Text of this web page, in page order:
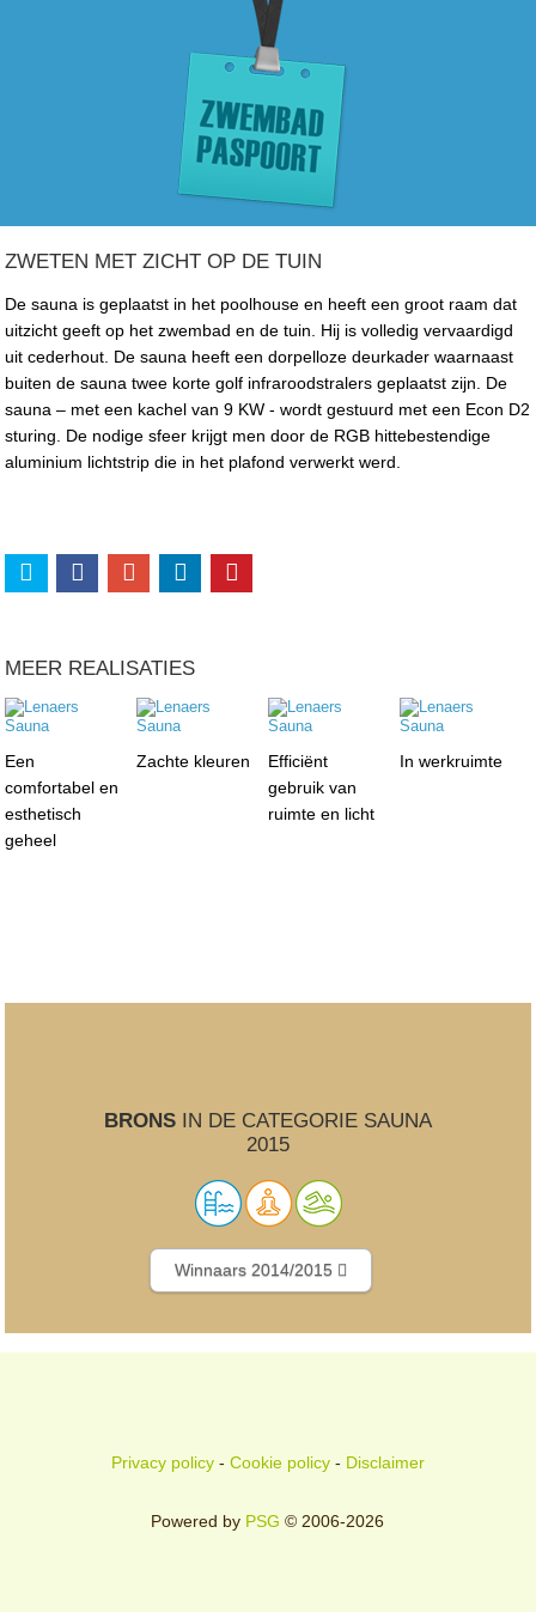
ZWETEN MET ZICHT OP DE TUIN
De sauna is geplaatst in het poolhouse en heeft een groot raam dat
uitzicht geeft op het zwembad en de tuin. Hij is volledig vervaardigd
uit cederhout. De sauna heeft een dorpelloze deurkader waarnaast
buiten de sauna twee korte golf infraroodstralers geplaatst zijn. De
sauna – met een kachel van 9 KW - wordt gestuurd met een Econ D2
sturing. De nodige sfeer krijgt men door de RGB hittebestendige
aluminium lichtstrip die in het plafond verwerkt werd.
MEER REALISATIES
Een
comfortabel en
esthetisch
geheel
Zachte kleuren
Efficiënt
gebruik van
ruimte en licht
In werkruimte
BRONSIN DE CATEGORIE SAUNA
2015
Winnaars 2014/2015
Privacy policy- Cookie policy- Disclaimer
Powered by PSG © 2006-2026